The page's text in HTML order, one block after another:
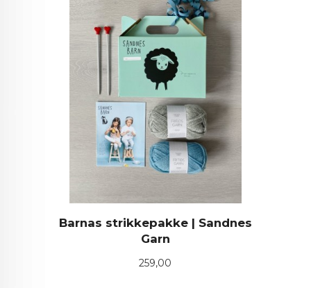
Barnas strikkepakke | Sandnes
Garn
Pris
259,00